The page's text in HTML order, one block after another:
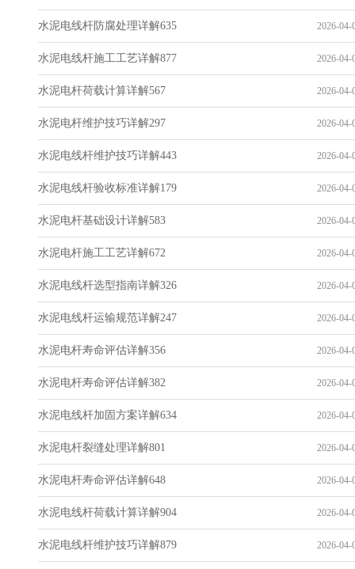
水泥电线杆防腐处理详解635 2026-04-
水泥电线杆施工工艺详解877 2026-04-
水泥电杆荷载计算详解567 2026-04-
水泥电杆维护技巧详解297 2026-04-
水泥电线杆维护技巧详解443 2026-04-
水泥电线杆验收标准详解179 2026-04-
水泥电杆基础设计详解583 2026-04-
水泥电杆施工工艺详解672 2026-04-
水泥电线杆选型指南详解326 2026-04-
水泥电线杆运输规范详解247 2026-04-
水泥电杆寿命评估详解356 2026-04-
水泥电杆寿命评估详解382 2026-04-
水泥电线杆加固方案详解634 2026-04-
水泥电杆裂缝处理详解801 2026-04-
水泥电杆寿命评估详解648 2026-04-
水泥电线杆荷载计算详解904 2026-04-
水泥电线杆维护技巧详解879 2026-04-